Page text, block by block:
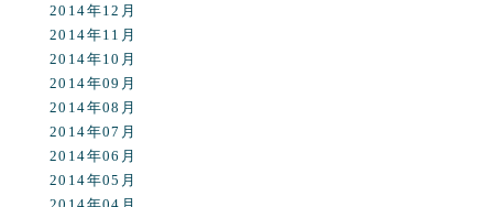
2014年12月
2014年11月
2014年10月
2014年09月
2014年08月
2014年07月
2014年06月
2014年05月